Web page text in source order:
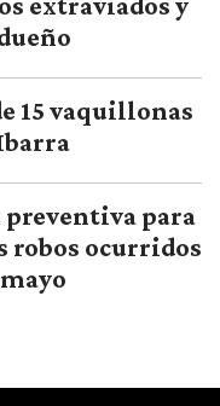
15 vaquillonas
para
robos ocurridos